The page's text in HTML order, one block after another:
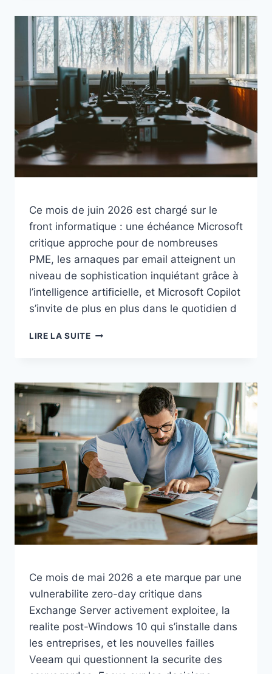
SÉCURITÉ
ANTIVIRUS
NOUVELLE
GÉNÉRATION
À
MONTPELLIER
Ce mois de juin 2026 est chargé sur le
front informatique : une échéance Microsoft
critique approche pour de nombreuses
PME, les arnaques par email atteignent un
niveau de sophistication inquiétant grâce à
l’intelligence artificielle, et Microsoft Copilot
s’invite de plus en plus dans le quotidien d
LIRE LA SUITEJUIN
SERVER
EN
FIN
VIE,
ARNAQUES
IA,
COPILOT
ET
CYBERATTAQUE
EN
OCCITANIE
Ce mois de mai 2026 a ete marque par une
vulnerabilite zero-day critique dans
Exchange Server activement exploitee, la
realite post-Windows 10 qui s’installe dans
les entreprises, et les nouvelles failles
Veeam qui questionnent la securite des